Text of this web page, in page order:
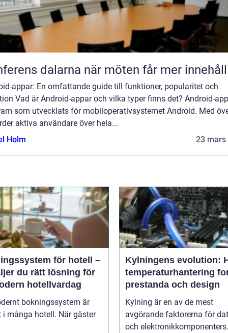
Konferens dalarna när möten får mer innehåll
appar: En omfattande guide till funktioner, popularitet och
Vad är Android-appar och vilka typer finns det? Android-
som utvecklats för mobiloperativsystemet Android. Med
aktiva användare över hela...
Holm
23 mars
för hotell –
du rätt lösning för
hotellvardag
bokningssystem är
i många hotell. När gäster
Kylningens evolution:
temperaturhantering
prestanda och design
Kylning är en av de mest
avgörande faktorerna för
och